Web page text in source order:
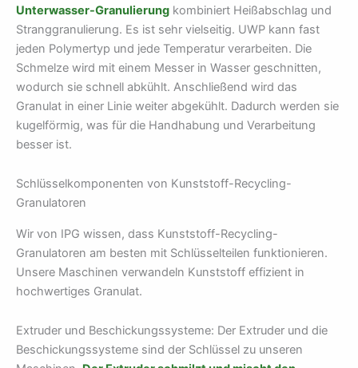
Unterwasser-Granulierung kombiniert Heißabschlag und
Stranggranulierung. Es ist sehr vielseitig. UWP kann fast
jeden Polymertyp und jede Temperatur verarbeiten. Die
Schmelze wird mit einem Messer in Wasser geschnitten,
wodurch sie schnell abkühlt. Anschließend wird das
Granulat in einer Linie weiter abgekühlt. Dadurch werden sie
kugelförmig, was für die Handhabung und Verarbeitung
besser ist.
Schlüsselkomponenten von Kunststoff-Recycling-
Granulatoren
Wir von IPG wissen, dass Kunststoff-Recycling-
Granulatoren am besten mit Schlüsselteilen funktionieren.
Unsere Maschinen verwandeln Kunststoff effizient in
hochwertiges Granulat.
Extruder und Beschickungssysteme: Der Extruder und die
Beschickungssysteme sind der Schlüssel zu unseren